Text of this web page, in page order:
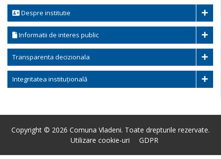
Despre institutie
Informatii de interes public
Transparenta decizionala
Integritatea instituțională
Copyright © 2026 Comuna Vladeni. Toate drepturile rezervate.
Utilizare cookie-uri
GDPR